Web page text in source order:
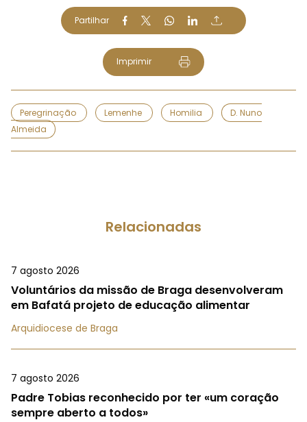
Partilhar
Imprimir
Peregrinação Lemenhe Homilia
D. Nuno
Almeida
Relacionadas
7 agosto 2026
Voluntários da missão de Braga desenvolveram
em Bafatá projeto de educação alimentar
Arquidiocese de Braga
7 agosto 2026
Padre Tobias reconhecido por ter «um coração
sempre aberto a todos»